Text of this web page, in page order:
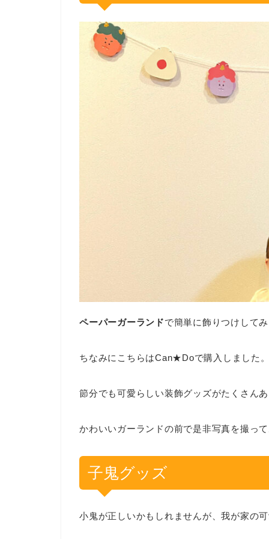
ペーパーガーランドで簡単に飾りつけして
ちなみにこちらはCan★Doで購入しました
節分でも可愛らしい装飾グッズがたくさん
かわいいガーランドの前で是非写真を撮っ
子鬼グッズ
小鬼が正しいかもしれませんが、我が家の